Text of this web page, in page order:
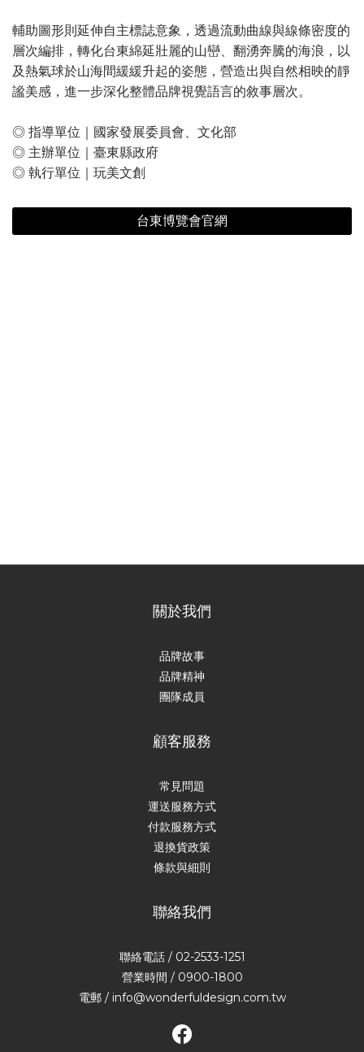
輔助圖形則延伸自主標誌意象，透過流動曲線與線條密度的
層次編排，轉化台東綿延壯麗的山巒、翻湧奔騰的海浪，以
及熱氣球於山海間緩緩升起的姿態，營造出與自然相映的靜
謐美感，進一步深化整體品牌視覺語言的敘事層次。
◎ 指導單位｜國家發展委員會、文化部
◎ 主辦單位｜臺東縣政府
◎ 執行單位｜玩美文創
台東博覽會官網
關於我們
品牌故事
品牌精神
團隊成員
顧客服務
常見問題
運送服務方式
付款服務方式
退換貨政策
條款與細則
聯絡我們
聯絡電話 / 02-2533-1251
營業時間 / 0900-1800
電郵 / info@wonderfuldesign.com.tw